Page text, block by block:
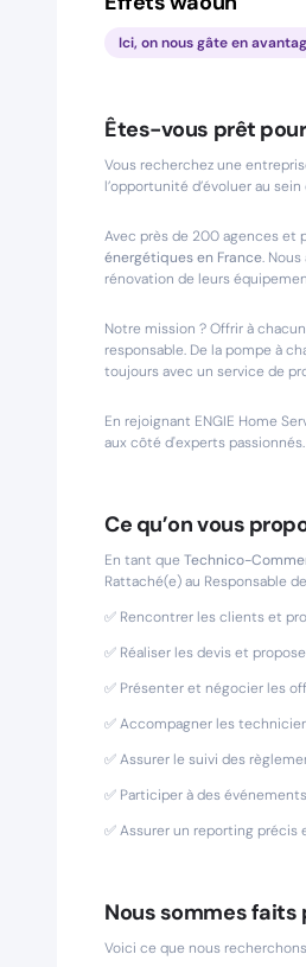
Ici, on nous gâte en
Êtes-vous prêt
Vous recherchez une
l’opportunité d’évoluer au
Avec près de 200 agences et
énergétiques en France.
rénovation de leurs
Notre mission ? Offrir à
responsable. De la pompe à
toujours avec un service de
En rejoignant ENGIE Home
aux côté d'experts passionnés.
Ce qu’on vous
En tant que Technico-
Rattaché(e) au Responsable
✅ Rencontrer les clients et
✅ Réaliser les devis et
✅ Présenter et négocier les
✅ Accompagner les
✅ Assurer le suivi des
✅ Participer à des
✅ Assurer un reporting
Nous sommes faits
Voici ce que nous